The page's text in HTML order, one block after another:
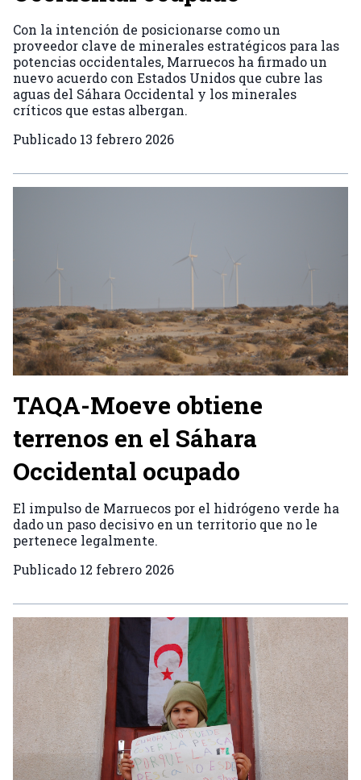
Con la intención de posicionarse como un
proveedor clave de minerales estratégicos para las
potencias occidentales, Marruecos ha firmado un
nuevo acuerdo con Estados Unidos que cubre las
aguas del Sáhara Occidental y los minerales
críticos que estas albergan.
Publicado 13 febrero 2026
TAQA-Moeve obtiene
terrenos en el Sáhara
Occidental ocupado
El impulso de Marruecos por el hidrógeno verde ha
dado un paso decisivo en un territorio que no le
pertenece legalmente.
Publicado 12 febrero 2026